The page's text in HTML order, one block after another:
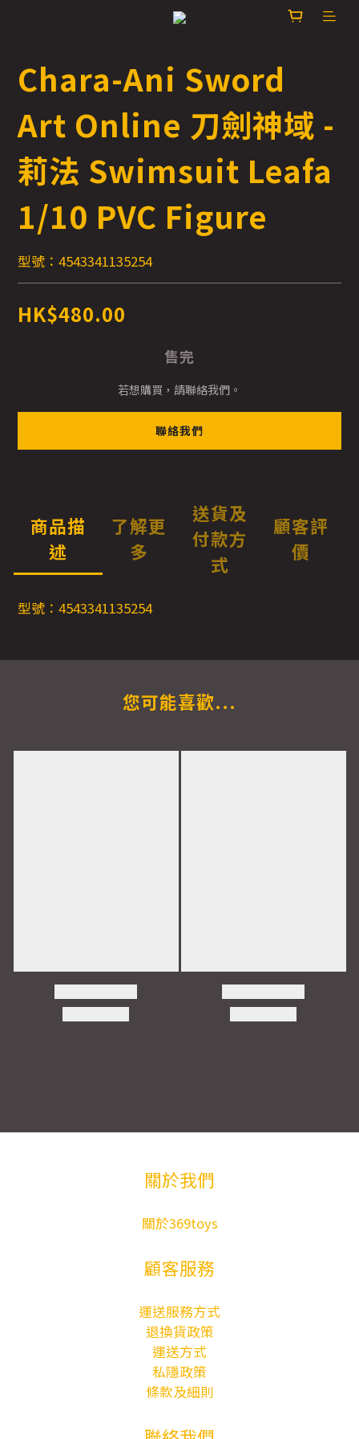
Chara-Ani Sword
Art Online 刀劍神域 -
莉法 Swimsuit Leafa
1/10 PVC Figure
型號：4543341135254
HK$480.00
售完
若想購買，請聯絡我們。
聯絡我們
商品描
述
了解更
多
送貨及
付款方
式
顧客評
價
型號：4543341135254
您可能喜歡...
關於我們
關於369toys
顧客服務
運送服務方式
退換貨政策
運送方式
私隱政策
條款及細則